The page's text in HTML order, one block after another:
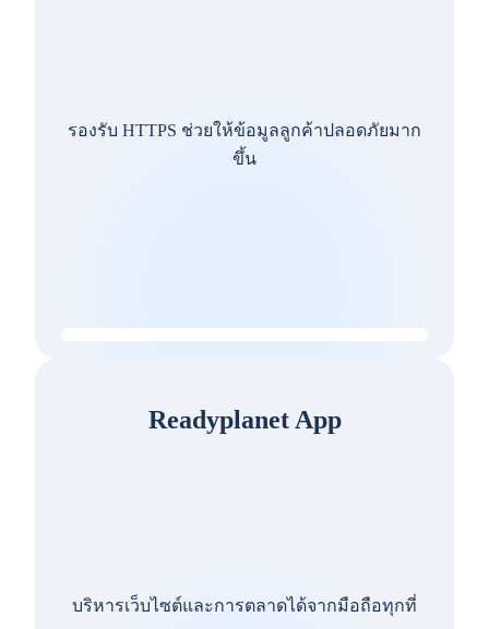
รองรับ HTTPS ช่วยให้ข้อมูลลูกค้าปลอดภัยมาก
ขึ้น
Readyplanet App
บริหารเว็บไซต์และการตลาดได้จากมือถือทุกที่